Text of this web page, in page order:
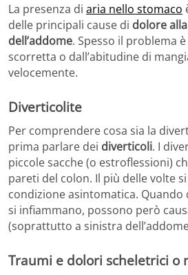
La presenza di aria nello stomaco
delle principali cause di dolore
dell’addome. Spesso il problema
scorretta o dall’abitudine di
velocemente.
Diverticolite
Per comprendere cosa sia la
prima parlare dei diverticoli. I
piccole sacche (o estroflessioni)
pareti del colon. Il più delle volte
condizione asintomatica.
si infiammano, possono però
(soprattutto a sinistra
Traumi e dolori scheletrici o